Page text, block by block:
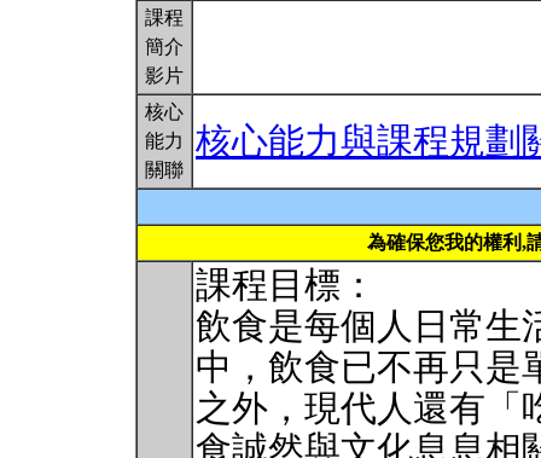
課程
簡介
影片
核心
能力
關聯
核心能力與課程規劃
為確保您我的權利,
課程目標：
飲食是每個人日常生
中，飲食已不再只是
之外，現代人還有「
食誠然與文化息息相